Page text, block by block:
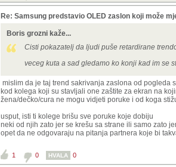
Re: Samsung predstavio OLED zaslon koji može
Boris grozni kaže...
Cisti pokazatelj da ljudi puše retardirane
veceg kuta a sad gledamo ko konji kad im se
mislim da je taj trend sakrivanja zaslona od pogleda
kod kolega koji su stavljali one zaštite za ekran na
žena/dečko/cura ne mogu vidjeti poruke i od koga
usput, isti ti kolege brišu sve poruke koje dobiju
neki od njih zato jer se krešu sa strane ili samo zato
opet da ne odgovaraju na pitanja partnera koje bi
1 0 HVALA 0